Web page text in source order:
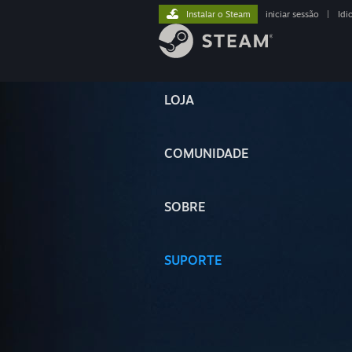
LOJA
COMUNIDADE
SOBRE
SUPORTE
Instalar o Steam iniciar sessão